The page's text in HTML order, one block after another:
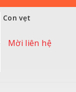
Con vẹt
Mời liên hệ